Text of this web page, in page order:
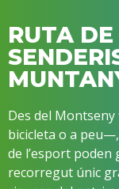
RUTA
Des del
bicicleta o a
de l’esport poden
recorregut únic